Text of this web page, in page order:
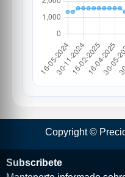
Copyright ©
Subscribete